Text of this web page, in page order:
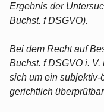
Ergebnis der
Buchst. f DSGVO).
Bei dem Recht auf
Buchst. f DSGVO i. V.
sich um ein subjektiv-
gerichtlich